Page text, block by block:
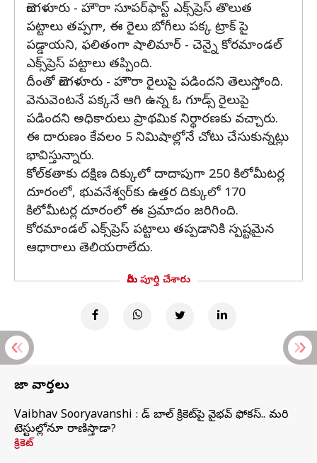
బెంగళూరు - హౌరా సూపర్‌ఫాస్ట్ ఎక్స్‌ప్రెస్ తొలుత
పట్టాలు తప్పగా, ఈ రైలు బోగీలు పక్క ట్రాక్ పై
పడ్డాయని, ఫలితంగా షాలిమార్ - చెన్నై కోరమాండల్
ఎక్స్‌ప్రెస్ పట్టాలు తప్పింది.
దీంతో బెంగళూరు - హౌరా రైలుపై పడిందని తెలుస్తోంది.
వెనువెంటనే పక్కనే ఆగి ఉన్న ఓ గూడ్స్ రైలుపై
పడిందని అధికారులు ప్రాథమిక నిర్థారణకు వచ్చారు.
ఈ దారుణం కేవలం 5 నిమిషాల్లోనే చోటు చేసుకున్నట్లు
భావిస్తున్నారు.
కోల్‌కతాకు దక్షిణ దిక్కులో దాదాపుగా 250 కిలోమీటర్ల
దూరంలో, భువనేశ్వర్‌కు ఉత్తర దిక్కులో 170
కిలోమీటర్ల దూరంలో ఈ ప్రమాదం జరిగింది.
కోరమాండల్ ఎక్స్‌ప్రెస్ పట్టాలు తప్పడానికి స్పష్టమైన
ఆధారాలు తెలియరాలేదు.
మీరు పూర్తి చేశారు
తాజా వార్తలు
Vaibhav Sooryavanshi : రెడ్ బాల్ క్రికెట్‌పై వైభవ్ ఫోకస్.. మరి
టెస్టుల్లోనూ రాణిస్తాడా?
క్రికెట్